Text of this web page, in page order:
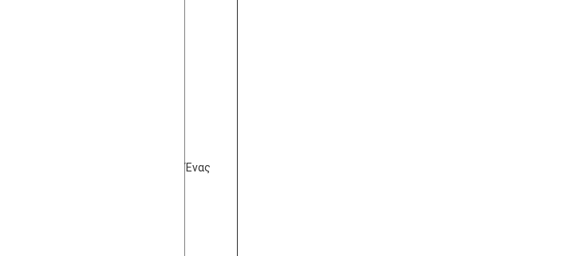
Ένας